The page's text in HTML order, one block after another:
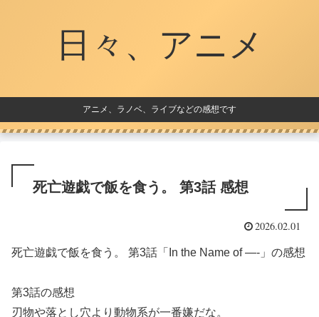
日々、アニメ
アニメ、ラノベ、ライブなどの感想です
死亡遊戯で飯を食う。 第3話 感想
2026.02.01
死亡遊戯で飯を食う。 第3話「In the Name of —-」の感想
第3話の感想
刃物や落とし穴より動物系が一番嫌だな。